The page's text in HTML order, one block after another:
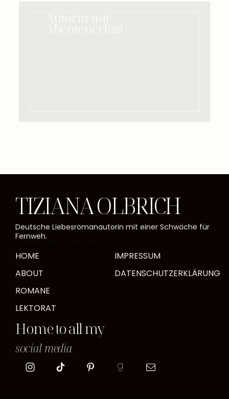
Autorin mit
Abenteuerlust
TIZIANA OLBRICH
Deutsche Liebesromanautorin mit einer Schwäche für
Fernweh.
HOME
ABOUT
ROMANE
LEKTORAT
IMPRESSUM
DATENSCHUTZERKLÄRUNG
Home to all my
social media